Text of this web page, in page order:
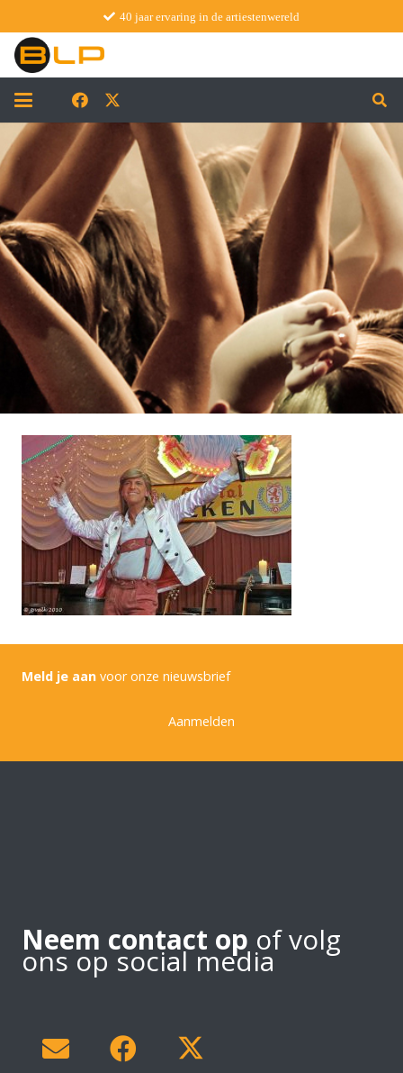
40 jaar ervaring in de artiestenwereld
Meld je aan voor onze nieuwsbrief
Aanmelden
Neem contact op of volg
ons op social media